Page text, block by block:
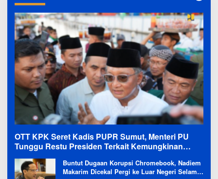
OTT KPK Seret Kadis PUPR Sumut, Menteri PU
Tunggu Restu Presiden Terkait Kemungkinan
Evaluasi Besar
Buntut Dugaan Korupsi Chromebook, Nadiem
Makarim Dicekal Pergi ke Luar Negeri Selama